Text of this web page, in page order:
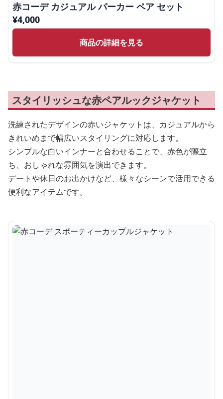
赤コーデ カジュアル パーカー ペア セット
¥4,000
商品の詳細を見る
スタイリッシュな赤ペアルックジャケット
洗練されたデザインの赤いジャケットは、カジュアルから
きれいめまで幅広いスタイリングに対応します。
シンプルな白いインナーと合わせることで、赤色が際立
ち、おしゃれな雰囲気を演出できます。
デートや休日のお出かけなど、様々なシーンで活用できる
便利なアイテムです。